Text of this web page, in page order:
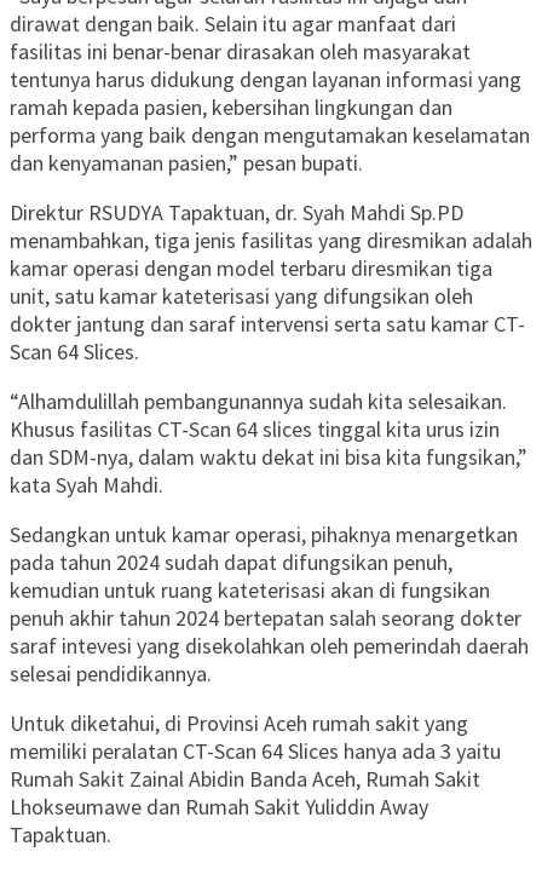
dirawat dengan baik. Selain itu agar manfaat dari
fasilitas ini benar-benar dirasakan oleh masyarakat
tentunya harus didukung dengan layanan informasi yang
ramah kepada pasien, kebersihan lingkungan dan
performa yang baik dengan mengutamakan keselamatan
dan kenyamanan pasien,” pesan bupati.
Direktur RSUDYA Tapaktuan, dr. Syah Mahdi Sp.PD
menambahkan, tiga jenis fasilitas yang diresmikan adalah
kamar operasi dengan model terbaru diresmikan tiga
unit, satu kamar kateterisasi yang difungsikan oleh
dokter jantung dan saraf intervensi serta satu kamar CT-
Scan 64 Slices.
“Alhamdulillah pembangunannya sudah kita selesaikan.
Khusus fasilitas CT-Scan 64 slices tinggal kita urus izin
dan SDM-nya, dalam waktu dekat ini bisa kita fungsikan,”
kata Syah Mahdi.
Sedangkan untuk kamar operasi, pihaknya menargetkan
pada tahun 2024 sudah dapat difungsikan penuh,
kemudian untuk ruang kateterisasi akan di fungsikan
penuh akhir tahun 2024 bertepatan salah seorang dokter
saraf intevesi yang disekolahkan oleh pemerindah daerah
selesai pendidikannya.
Untuk diketahui, di Provinsi Aceh rumah sakit yang
memiliki peralatan CT-Scan 64 Slices hanya ada 3 yaitu
Rumah Sakit Zainal Abidin Banda Aceh, Rumah Sakit
Lhokseumawe dan Rumah Sakit Yuliddin Away
Tapaktuan.